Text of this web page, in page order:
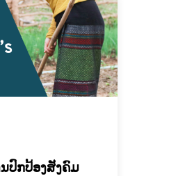
ປົກປ້ອງສັງຄົມ